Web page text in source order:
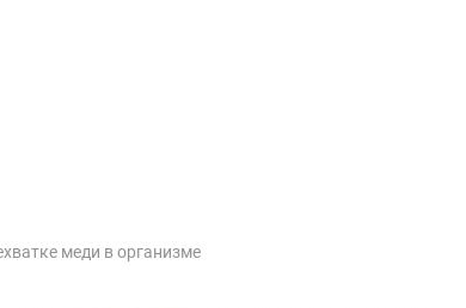
меди в организме